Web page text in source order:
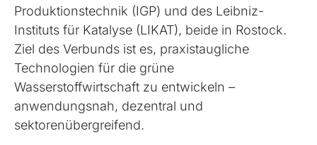
Produktionstechnik (IGP) und des Leibniz-
Instituts für Katalyse (LIKAT), beide in Rostock.
Ziel des Verbunds ist es, praxistaugliche
Technologien für die grüne
Wasserstoffwirtschaft zu entwickeln –
anwendungsnah, dezentral und
sektorenübergreifend.